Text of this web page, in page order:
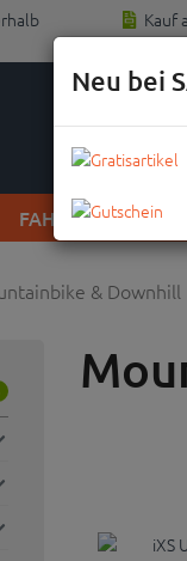
Kauf
FAHRRAD
& Downhill
Neu bei